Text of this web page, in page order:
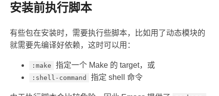
安装前执行脚本
有些包在安装时，需要执行些脚本，比如用了动态模块的
就需要先编译好依赖，这时可以用：
:make 指定一个 Make 的 target，或
:shell-command 指定 shell 命令